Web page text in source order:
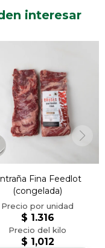
interesar
Fina Feedlot
(congelada)
$ 1,012
$ 1.316